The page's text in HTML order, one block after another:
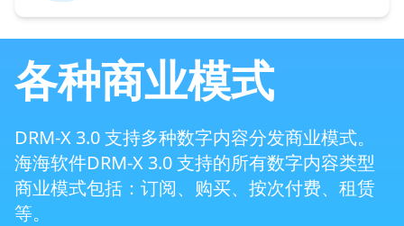
概述
全新的安全架构
支持音频、视频、PDF 和 ePub 格式
各种商业模式
DRM-X 3.0 支持多种数字内容分发商业模式。
海海软件DRM-X 3.0 支持的所有数字内容类型
商业模式包括：订阅、购买、按次付费、租赁
等。